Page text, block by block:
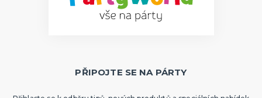
PŘIPOJTE SE NA PÁRTY